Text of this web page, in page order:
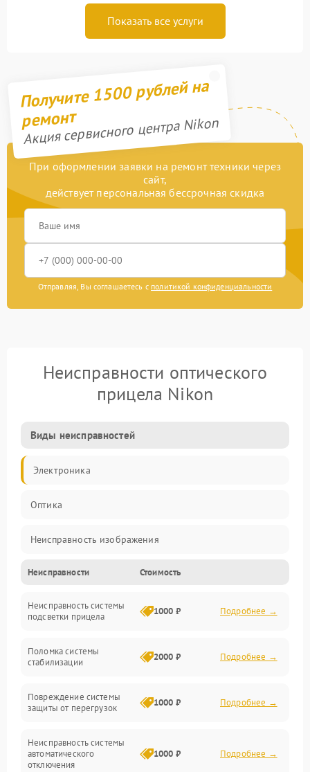
Показать все услуги
Получите 1500 рублей на
ремонт
Акция сервисного центра Nikon
При оформлении заявки на ремонт техники через
сайт,
действует персональная бессрочная скидка
Отправляя, Вы соглашаетесь с политикой конфиденциальности
Неисправности оптического
прицела Nikon
Виды неисправностей
Электроника
Оптика
Неисправность изображения
Механические повреждения
Неисправность фокусировки и оптики
Электропитание
Механика
Неисправности Стоимость
Неисправность системы
подсветки прицела
1000 ₽ Подробнее →
Поломка системы
стабилизации
2000 ₽ Подробнее →
Повреждение системы
защиты от перегрузок
1000 ₽ Подробнее →
Неисправность системы
автоматического
отключения
1000 ₽ Подробнее →